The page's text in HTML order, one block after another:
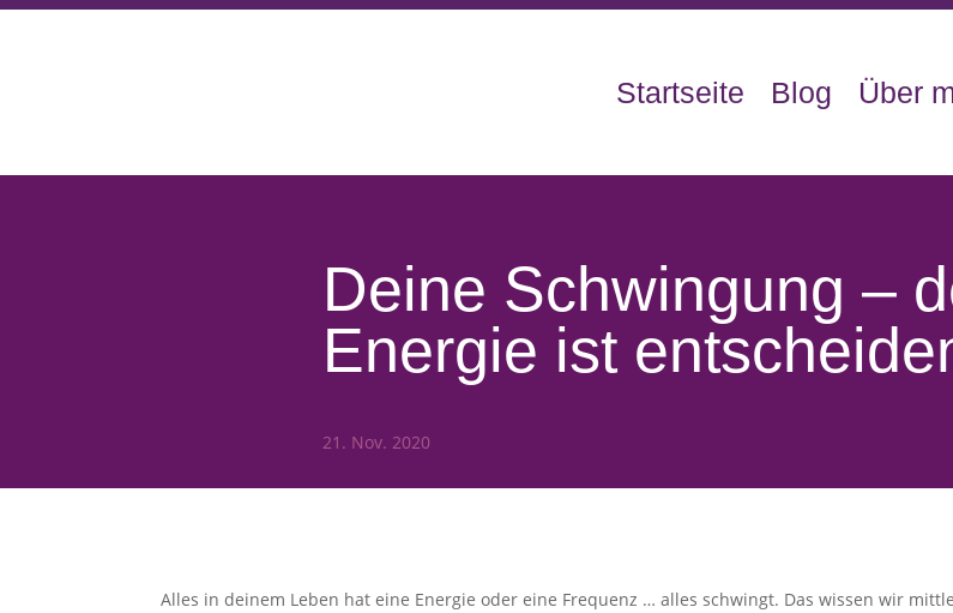
Startseite Blog Über
Deine Schwingung –
Energie ist
21. Nov. 2020
Alles in deinem Leben hat eine Energie oder eine Frequenz … alles schwingt. Das wissen wir